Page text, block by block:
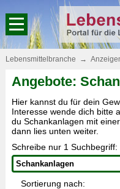
Lebensmittelbranche →
Angebote:
Hier kannst du für dein
Interesse wende dich bitte
du Schankanlagen mit
dann lies unten weiter.
Schreibe nur 1 Suchbegriff:
Sortierung nach: